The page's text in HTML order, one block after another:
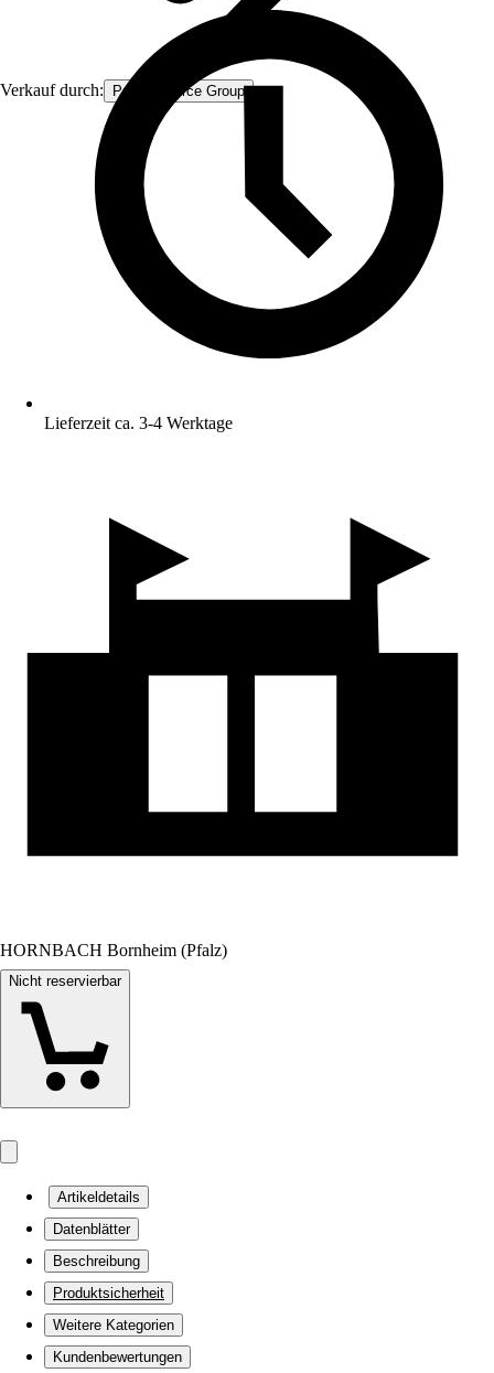
Verkauf durch: Procommerce Group
Lieferzeit ca. 3-4 Werktage
HORNBACH Bornheim (Pfalz)
Nicht reservierbar
Artikeldetails
Datenblätter
Beschreibung
Produktsicherheit
Weitere Kategorien
Kundenbewertungen